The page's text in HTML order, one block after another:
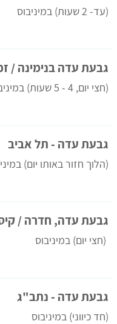
(עד- 2 שעות) במיניבוס
גבעת עדה בנימינה /
(חצי יום, 4 - 5 שעות) ב
גבעת עדה - תל אביב
(הלוך חזור באותו יום) ב
גבעת עדה, חדרה /
(חצי יום) במיניבוס
גבעת עדה - נתב"ג
(חד כיווני) במיניבוס